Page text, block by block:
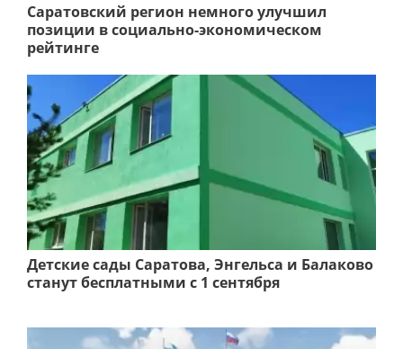
Саратовский регион немного улучшил
позиции в социально-экономическом
рейтинге
Детские сады Саратова, Энгельса и Балаково
станут бесплатными с 1 сентября